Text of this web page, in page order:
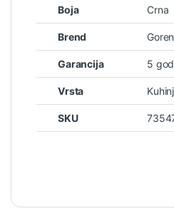
Boja Crna
Brend
Garancija 5
Vrsta
SKU